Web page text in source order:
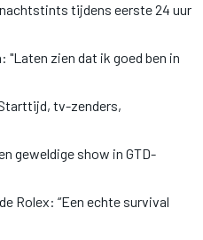
tijdens eerste 24 uur
"Laten zien dat ik goed ben in
tv-zenders,
geweldige show in GTD-
Rolex: “Een echte survival